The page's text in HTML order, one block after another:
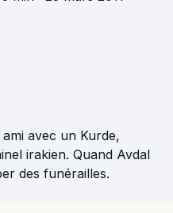
avec un Kurde,
irakien. Quand Avdal
des funérailles.